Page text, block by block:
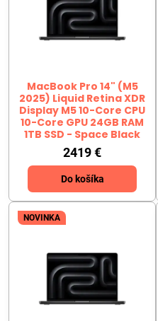
MacBook Pro 14" (M5
2025) Liquid Retina XDR
Display M5 10-Core CPU
10-Core GPU 24GB RAM
1TB SSD - Space Black
2419 €
Do košíka
NOVINKA